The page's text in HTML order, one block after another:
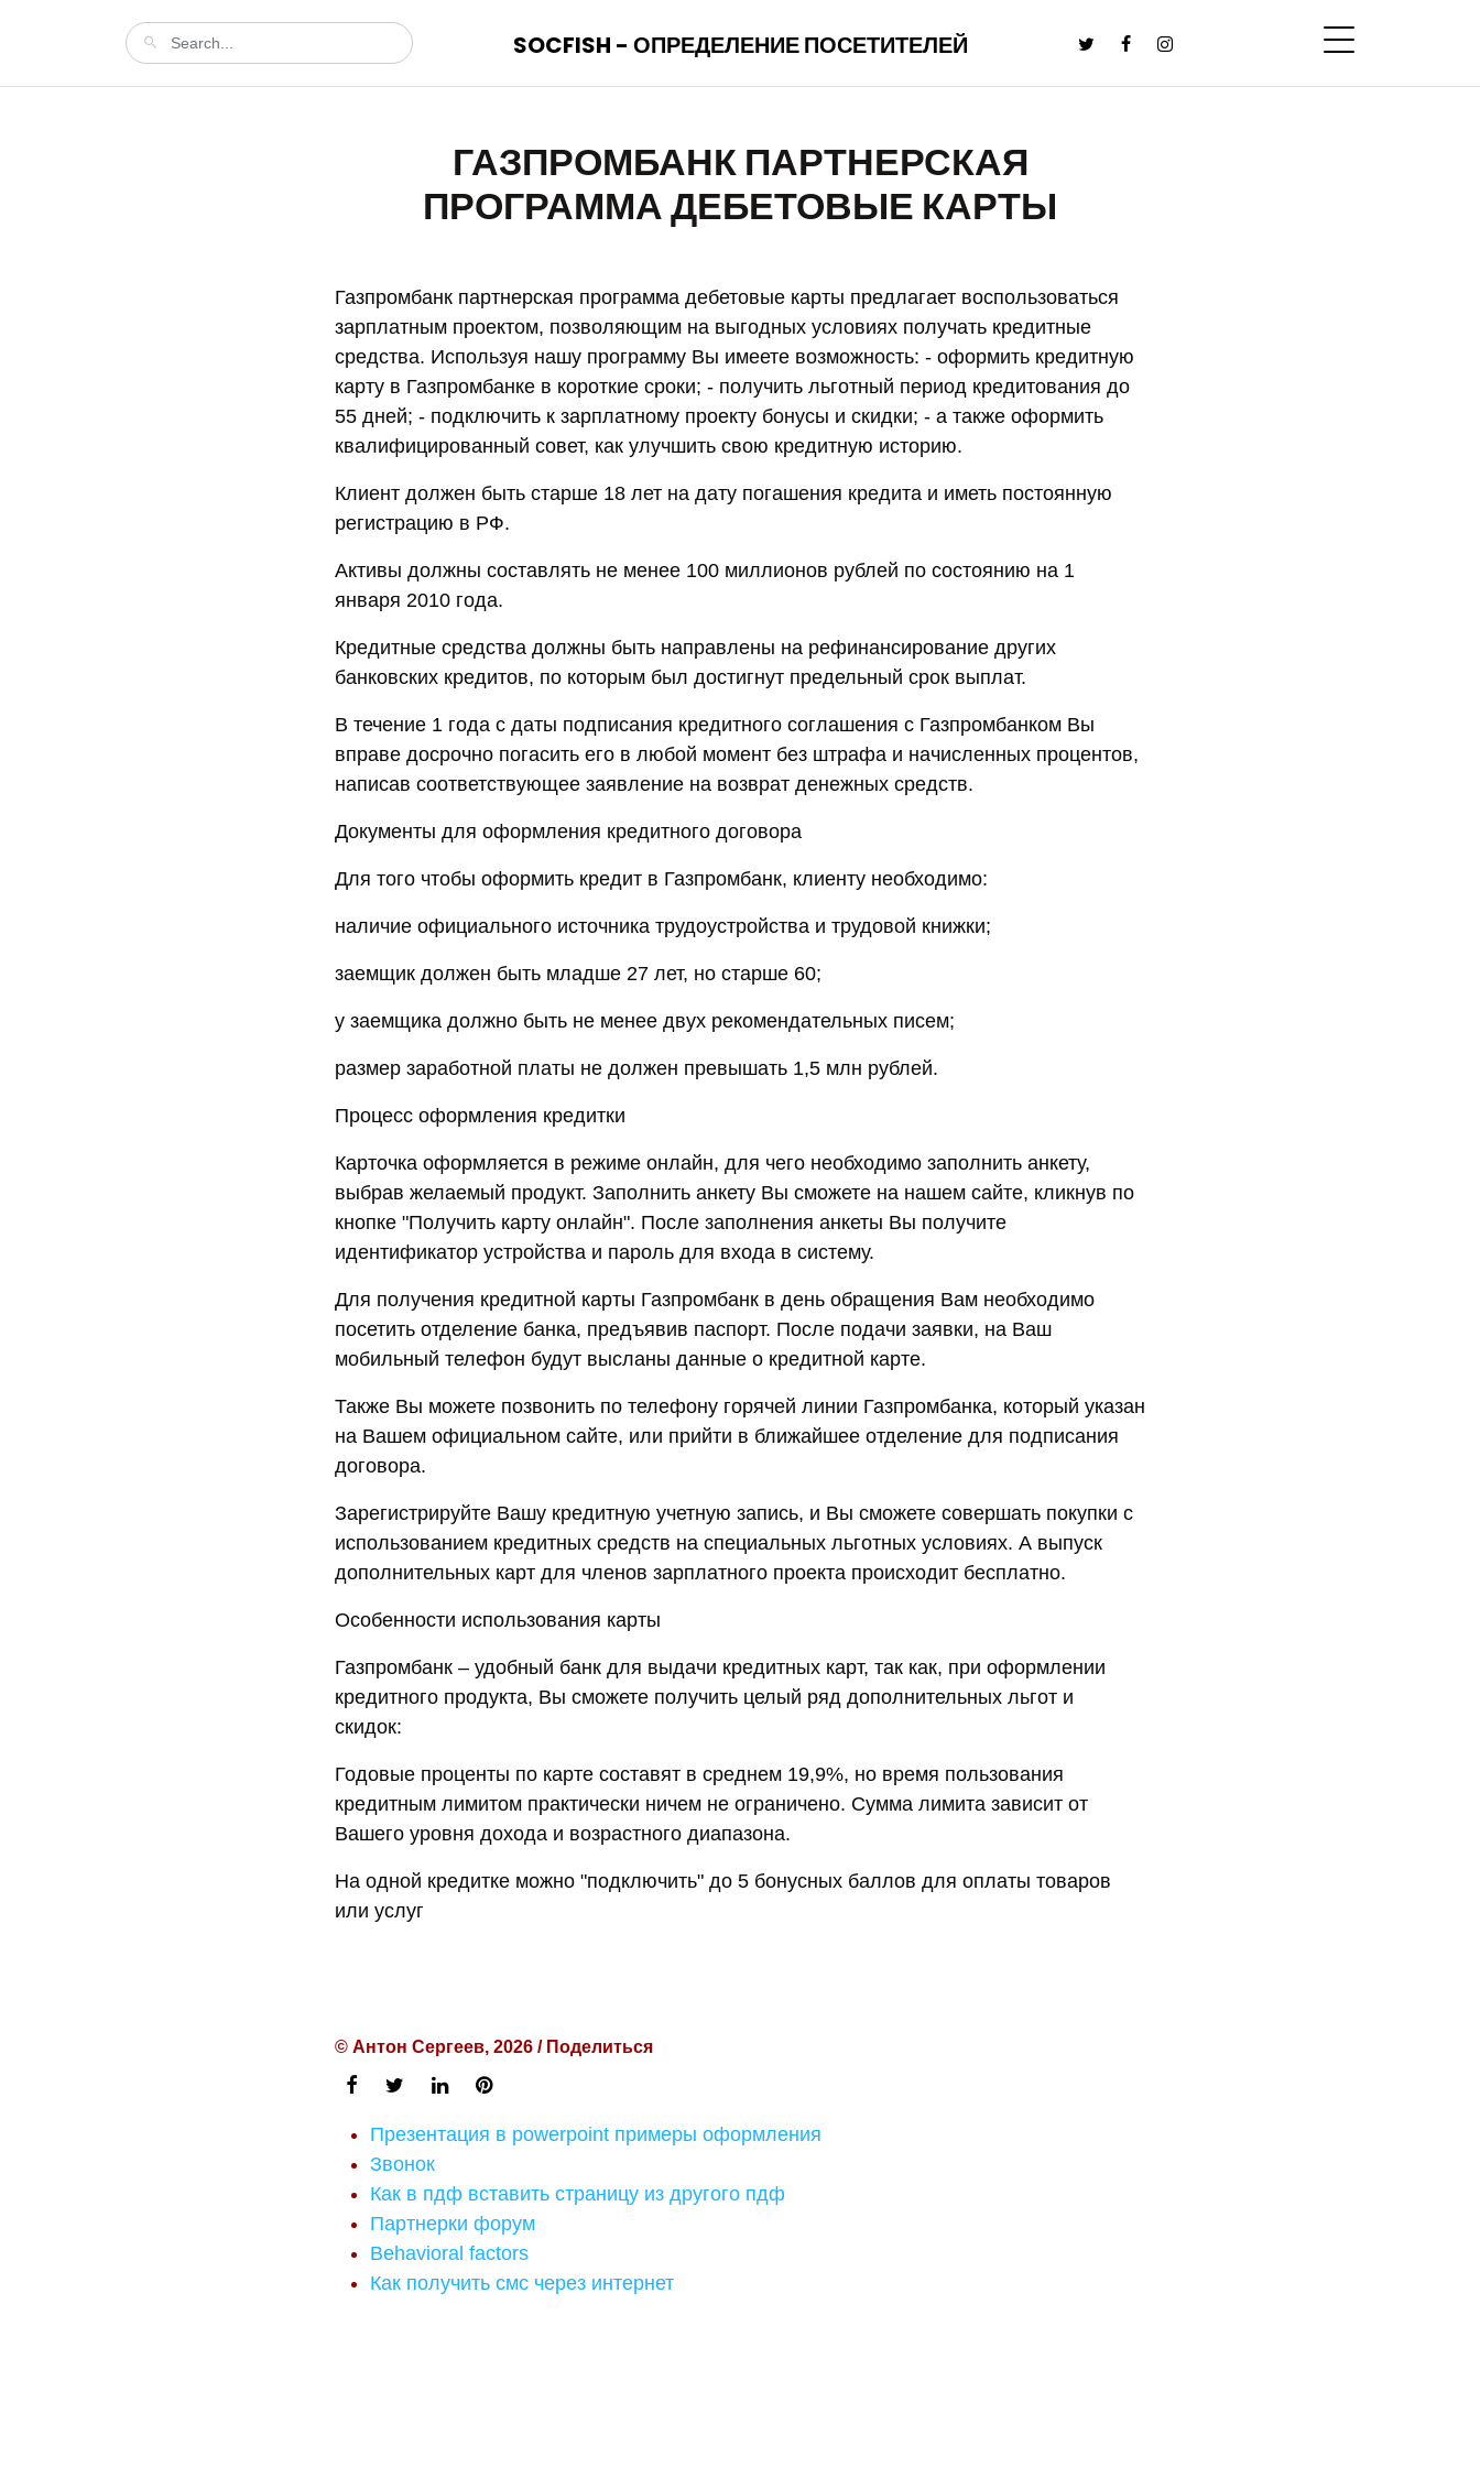
SOCFISH - ОПРЕДЕЛЕНИЕ ПОСЕТИТЕЛЕЙ
ГАЗПРОМБАНК ПАРТНЕРСКАЯ
ПРОГРАММА ДЕБЕТОВЫЕ КАРТЫ
Газпромбанк партнерская программа дебетовые карты предлагает воспользоваться
зарплатным проектом, позволяющим на выгодных условиях получать кредитные
средства. Используя нашу программу Вы имеете возможность: - оформить кредитную
карту в Газпромбанке в короткие сроки; - получить льготный период кредитования до
55 дней; - подключить к зарплатному проекту бонусы и скидки; - а также оформить
квалифицированный совет, как улучшить свою кредитную историю.
Клиент должен быть старше 18 лет на дату погашения кредита и иметь постоянную
регистрацию в РФ.
Активы должны составлять не менее 100 миллионов рублей по состоянию на 1
января 2010 года.
Кредитные средства должны быть направлены на рефинансирование других
банковских кредитов, по которым был достигнут предельный срок выплат.
В течение 1 года с даты подписания кредитного соглашения с Газпромбанком Вы
вправе досрочно погасить его в любой момент без штрафа и начисленных процентов,
написав соответствующее заявление на возврат денежных средств.
Документы для оформления кредитного договора
Для того чтобы оформить кредит в Газпромбанк, клиенту необходимо:
наличие официального источника трудоустройства и трудовой книжки;
заемщик должен быть младше 27 лет, но старше 60;
у заемщика должно быть не менее двух рекомендательных писем;
размер заработной платы не должен превышать 1,5 млн рублей.
Процесс оформления кредитки
Карточка оформляется в режиме онлайн, для чего необходимо заполнить анкету,
выбрав желаемый продукт. Заполнить анкету Вы сможете на нашем сайте, кликнув по
кнопке "Получить карту онлайн". После заполнения анкеты Вы получите
идентификатор устройства и пароль для входа в систему.
Для получения кредитной карты Газпромбанк в день обращения Вам необходимо
посетить отделение банка, предъявив паспорт. После подачи заявки, на Ваш
мобильный телефон будут высланы данные о кредитной карте.
Также Вы можете позвонить по телефону горячей линии Газпромбанка, который указан
на Вашем официальном сайте, или прийти в ближайшее отделение для подписания
договора.
Зарегистрируйте Вашу кредитную учетную запись, и Вы сможете совершать покупки с
использованием кредитных средств на специальных льготных условиях. А выпуск
дополнительных карт для членов зарплатного проекта происходит бесплатно.
Особенности использования карты
Газпромбанк – удобный банк для выдачи кредитных карт, так как, при оформлении
кредитного продукта, Вы сможете получить целый ряд дополнительных льгот и
скидок:
Годовые проценты по карте составят в среднем 19,9%, но время пользования
кредитным лимитом практически ничем не ограничено. Сумма лимита зависит от
Вашего уровня дохода и возрастного диапазона.
На одной кредитке можно "подключить" до 5 бонусных баллов для оплаты товаров
или услуг
© Антон Сергеев, 2026 / Поделиться
Презентация в powerpoint примеры оформления
Звонок
Как в пдф вставить страницу из другого пдф
Партнерки форум
Behavioral factors
Как получить смс через интернет